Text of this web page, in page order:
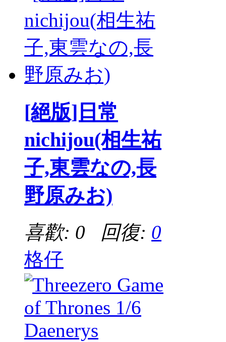
[絕版]日常
nichijou(相生祐
子,東雲なの,長
野原みお)
喜歡: 0 回復: 0
格仔